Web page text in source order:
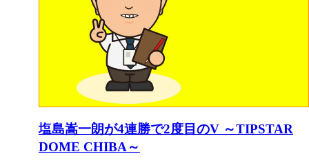
塩島嵩一朗が4連勝で2度目のV ～TIPSTAR
DOME CHIBA～